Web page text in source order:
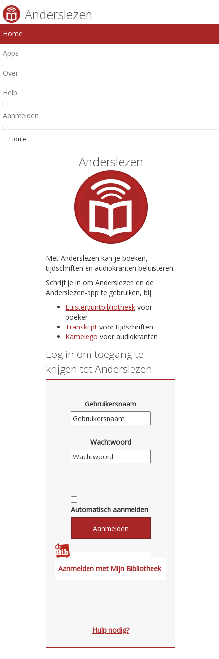
Anderslezen
Home
Apps
Over
Help
Aanmelden
Home
Anderslezen
Met Anderslezen kan je boeken,
tijdschriften en audiokranten beluisteren.
Schrijf je in om Anderslezen en de
Anderslezen-app te gebruiken, bij
Luisterpuntbibliotheekvoor
boeken
Transkriptvoor tijdschriften
Kamelego voor audiokranten
Log in om toegang te
krijgen tot Anderslezen
Gebruikersnaam
Wachtwoord
Automatisch aanmelden
Hulp nodig?